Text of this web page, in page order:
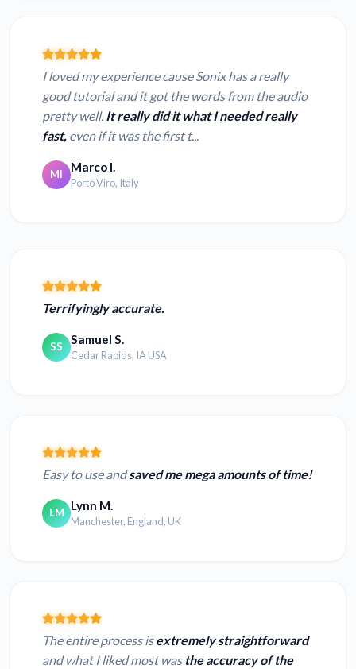
I loved my experience cause Sonix has a really
good tutorial and it got the words from the audio
pretty well. It really did it what I needed really
fast, even if it was the first t...
MI Marco I.
Porto Viro, Italy
Terrifyingly accurate.
SS Samuel S.
Cedar Rapids, IA USA
Easy to use andsaved me mega amounts of time!
LM Lynn M.
Manchester, England, UK
The entire process isextremely straightforward
and what I liked most was the accuracy of the